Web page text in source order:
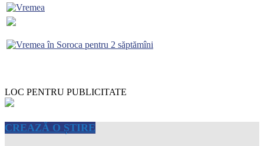
LOC PENTRU PUBLICITATE
CREAZĂ O ȘTIRE